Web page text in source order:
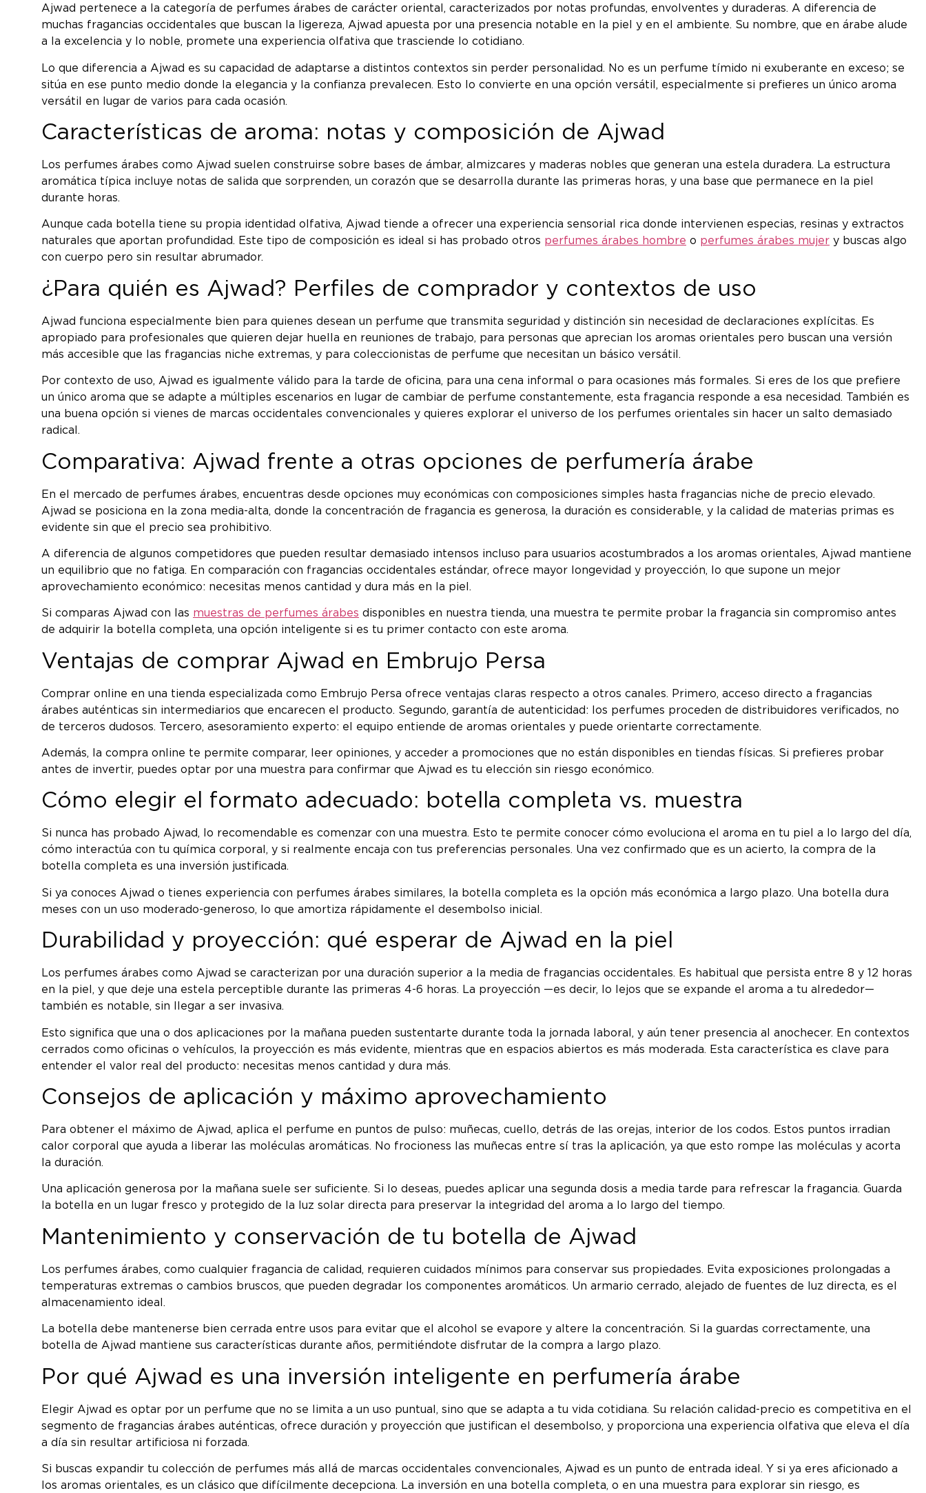
Ajwad pertenece a la categoría de perfumes árabes de carácter oriental, caracterizados por notas profundas, envolventes y duraderas. A diferencia de
muchas fragancias occidentales que buscan la ligereza, Ajwad apuesta por una presencia notable en la piel y en el ambiente. Su nombre, que en árabe alude
a la excelencia y lo noble, promete una experiencia olfativa que trasciende lo cotidiano.
Lo que diferencia a Ajwad es su capacidad de adaptarse a distintos contextos sin perder personalidad. No es un perfume tímido ni exuberante en exceso; se
sitúa en ese punto medio donde la elegancia y la confianza prevalecen. Esto lo convierte en una opción versátil, especialmente si prefieres un único aroma
versátil en lugar de varios para cada ocasión.
Características de aroma: notas y composición de Ajwad
Los perfumes árabes como Ajwad suelen construirse sobre bases de ámbar, almizcares y maderas nobles que generan una estela duradera. La estructura
aromática típica incluye notas de salida que sorprenden, un corazón que se desarrolla durante las primeras horas, y una base que permanece en la piel
durante horas.
Aunque cada botella tiene su propia identidad olfativa, Ajwad tiende a ofrecer una experiencia sensorial rica donde intervienen especias, resinas y extractos
naturales que aportan profundidad. Este tipo de composición es ideal si has probado otros perfumes árabes hombre o perfumes árabes mujer y buscas algo
con cuerpo pero sin resultar abrumador.
¿Para quién es Ajwad? Perfiles de comprador y contextos de uso
Ajwad funciona especialmente bien para quienes desean un perfume que transmita seguridad y distinción sin necesidad de declaraciones explícitas. Es
apropiado para profesionales que quieren dejar huella en reuniones de trabajo, para personas que aprecian los aromas orientales pero buscan una versión
más accesible que las fragancias niche extremas, y para coleccionistas de perfume que necesitan un básico versátil.
Por contexto de uso, Ajwad es igualmente válido para la tarde de oficina, para una cena informal o para ocasiones más formales. Si eres de los que prefiere
un único aroma que se adapte a múltiples escenarios en lugar de cambiar de perfume constantemente, esta fragancia responde a esa necesidad. También es
una buena opción si vienes de marcas occidentales convencionales y quieres explorar el universo de los perfumes orientales sin hacer un salto demasiado
radical.
Comparativa: Ajwad frente a otras opciones de perfumería árabe
En el mercado de perfumes árabes, encuentras desde opciones muy económicas con composiciones simples hasta fragancias niche de precio elevado.
Ajwad se posiciona en la zona media-alta, donde la concentración de fragancia es generosa, la duración es considerable, y la calidad de materias primas es
evidente sin que el precio sea prohibitivo.
A diferencia de algunos competidores que pueden resultar demasiado intensos incluso para usuarios acostumbrados a los aromas orientales, Ajwad mantiene
un equilibrio que no fatiga. En comparación con fragancias occidentales estándar, ofrece mayor longevidad y proyección, lo que supone un mejor
aprovechamiento económico: necesitas menos cantidad y dura más en la piel.
Si comparas Ajwad con las muestras de perfumes árabes disponibles en nuestra tienda, una muestra te permite probar la fragancia sin compromiso antes
de adquirir la botella completa, una opción inteligente si es tu primer contacto con este aroma.
Ventajas de comprar Ajwad en Embrujo Persa
Comprar online en una tienda especializada como Embrujo Persa ofrece ventajas claras respecto a otros canales. Primero, acceso directo a fragancias
árabes auténticas sin intermediarios que encarecen el producto. Segundo, garantía de autenticidad: los perfumes proceden de distribuidores verificados, no
de terceros dudosos. Tercero, asesoramiento experto: el equipo entiende de aromas orientales y puede orientarte correctamente.
Además, la compra online te permite comparar, leer opiniones, y acceder a promociones que no están disponibles en tiendas físicas. Si prefieres probar
antes de invertir, puedes optar por una muestra para confirmar que Ajwad es tu elección sin riesgo económico.
Cómo elegir el formato adecuado: botella completa vs. muestra
Si nunca has probado Ajwad, lo recomendable es comenzar con una muestra. Esto te permite conocer cómo evoluciona el aroma en tu piel a lo largo del día,
cómo interactúa con tu química corporal, y si realmente encaja con tus preferencias personales. Una vez confirmado que es un acierto, la compra de la
botella completa es una inversión justificada.
Si ya conoces Ajwad o tienes experiencia con perfumes árabes similares, la botella completa es la opción más económica a largo plazo. Una botella dura
meses con un uso moderado-generoso, lo que amortiza rápidamente el desembolso inicial.
Durabilidad y proyección: qué esperar de Ajwad en la piel
Los perfumes árabes como Ajwad se caracterizan por una duración superior a la media de fragancias occidentales. Es habitual que persista entre 8 y 12 horas
en la piel, y que deje una estela perceptible durante las primeras 4-6 horas. La proyección —es decir, lo lejos que se expande el aroma a tu alrededor—
también es notable, sin llegar a ser invasiva.
Esto significa que una o dos aplicaciones por la mañana pueden sustentarte durante toda la jornada laboral, y aún tener presencia al anochecer. En contextos
cerrados como oficinas o vehículos, la proyección es más evidente, mientras que en espacios abiertos es más moderada. Esta característica es clave para
entender el valor real del producto: necesitas menos cantidad y dura más.
Consejos de aplicación y máximo aprovechamiento
Para obtener el máximo de Ajwad, aplica el perfume en puntos de pulso: muñecas, cuello, detrás de las orejas, interior de los codos. Estos puntos irradian
calor corporal que ayuda a liberar las moléculas aromáticas. No frocioness las muñecas entre sí tras la aplicación, ya que esto rompe las moléculas y acorta
la duración.
Una aplicación generosa por la mañana suele ser suficiente. Si lo deseas, puedes aplicar una segunda dosis a media tarde para refrescar la fragancia. Guarda
la botella en un lugar fresco y protegido de la luz solar directa para preservar la integridad del aroma a lo largo del tiempo.
Mantenimiento y conservación de tu botella de Ajwad
Los perfumes árabes, como cualquier fragancia de calidad, requieren cuidados mínimos para conservar sus propiedades. Evita exposiciones prolongadas a
temperaturas extremas o cambios bruscos, que pueden degradar los componentes aromáticos. Un armario cerrado, alejado de fuentes de luz directa, es el
almacenamiento ideal.
La botella debe mantenerse bien cerrada entre usos para evitar que el alcohol se evapore y altere la concentración. Si la guardas correctamente, una
botella de Ajwad mantiene sus características durante años, permitiéndote disfrutar de la compra a largo plazo.
Por qué Ajwad es una inversión inteligente en perfumería árabe
Elegir Ajwad es optar por un perfume que no se limita a un uso puntual, sino que se adapta a tu vida cotidiana. Su relación calidad-precio es competitiva en el
segmento de fragancias árabes auténticas, ofrece duración y proyección que justifican el desembolso, y proporciona una experiencia olfativa que eleva el día
a día sin resultar artificiosa ni forzada.
Si buscas expandir tu colección de perfumes más allá de marcas occidentales convencionales, Ajwad es un punto de entrada ideal. Y si ya eres aficionado a
los aromas orientales, es un clásico que difícilmente decepciona. La inversión en una botella completa, o en una muestra para explorar sin riesgo, es